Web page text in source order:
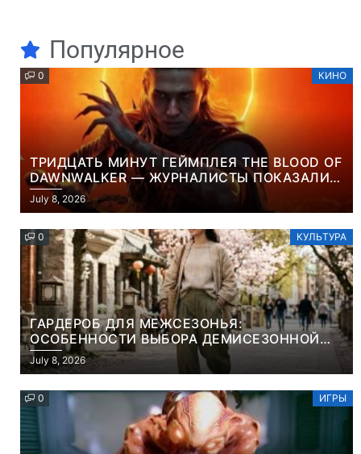
Популярное
0 КИНО
ТРИДЦАТЬ МИНУТ ГЕЙМПЛЕЯ THE BLOOD OF
DAWNWALKER — ЖУРНАЛИСТЫ ПОКАЗАЛИ
НАЧАЛО НОВОЙ ИГРЫ ОТ ВЕТЕРАНОВ CD
PROJEKT RED
July 8, 2026
0 КУЛЬТУРА
ГАРДЕРОБ ДЛЯ МЕЖСЕЗОНЬЯ:
ОСОБЕННОСТИ ВЫБОРА ДЕМИСЕЗОННОЙ
ПАРКИ И ЭЛЕГАНТНОГО ЖЕНСКОГО ПЛАЩА
July 8, 2026
0 ИГРЫ